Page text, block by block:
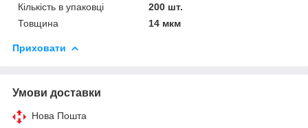
Кількість в упаковці
200 шт.
Товщина
14 мкм
Приховати
Умови доставки
Нова Пошта